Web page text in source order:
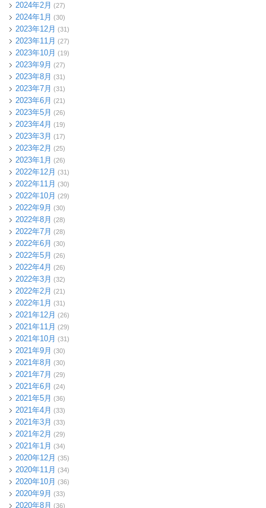
2024年2月 (27)
2024年1月 (30)
2023年12月 (31)
2023年11月 (27)
2023年10月 (19)
2023年9月 (27)
2023年8月 (31)
2023年7月 (31)
2023年6月 (21)
2023年5月 (26)
2023年4月 (19)
2023年3月 (17)
2023年2月 (25)
2023年1月 (26)
2022年12月 (31)
2022年11月 (30)
2022年10月 (29)
2022年9月 (30)
2022年8月 (28)
2022年7月 (28)
2022年6月 (30)
2022年5月 (26)
2022年4月 (26)
2022年3月 (32)
2022年2月 (21)
2022年1月 (31)
2021年12月 (26)
2021年11月 (29)
2021年10月 (31)
2021年9月 (30)
2021年8月 (30)
2021年7月 (29)
2021年6月 (24)
2021年5月 (36)
2021年4月 (33)
2021年3月 (33)
2021年2月 (29)
2021年1月 (34)
2020年12月 (35)
2020年11月 (34)
2020年10月 (36)
2020年9月 (33)
2020年8月 (36)